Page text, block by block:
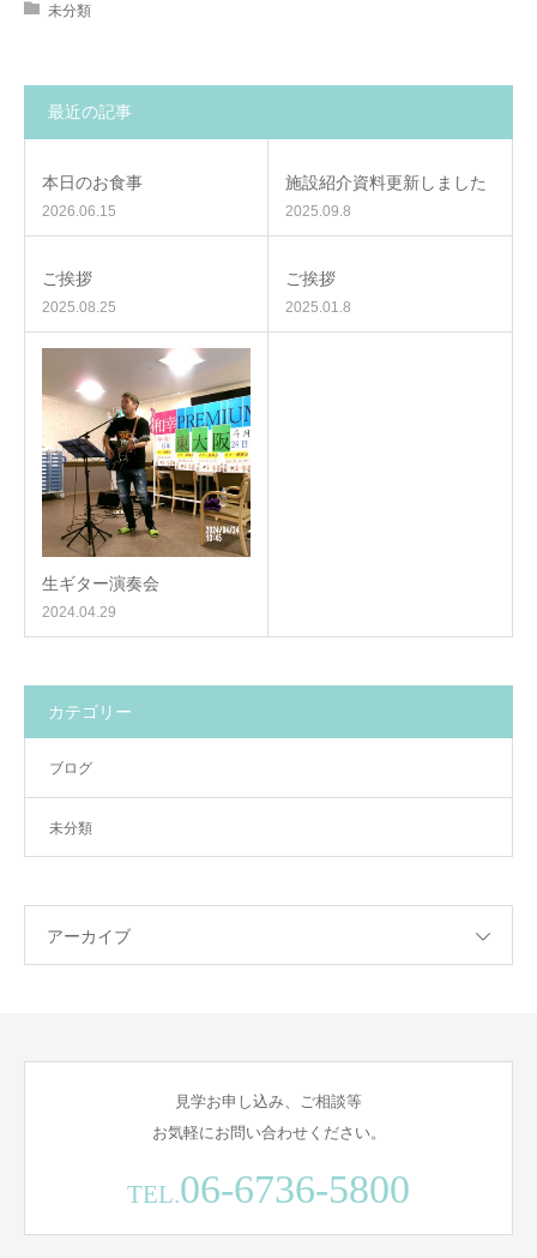
未分類
最近の記事
本日のお食事
2026.06.15
施設紹介資料更新しました
2025.09.8
ご挨拶
2025.08.25
ご挨拶
2025.01.8
生ギター演奏会
2024.04.29
カテゴリー
ブログ
未分類
アーカイブ
見学お申し込み、ご相談等
お気軽にお問い合わせください。
TEL.06-6736-5800